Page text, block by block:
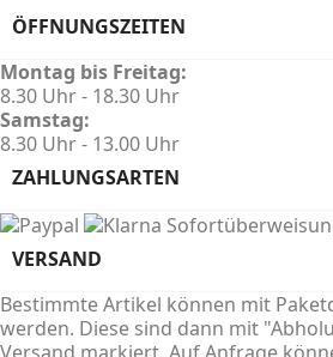
ÖFFNUNGSZEITEN
Montag bis Freitag:
8.30 Uhr - 18.30 Uhr
Samstag:
8.30 Uhr - 13.00 Uhr
ZAHLUNGSARTEN
VERSAND
Bestimmte Artikel können mit
werden. Diese sind dann mit